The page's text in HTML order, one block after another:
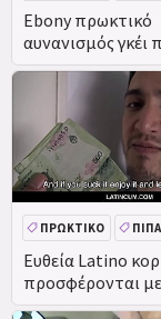
Ebony πρωκτικό
αυνανισμός γκέι
βίντεο διάολο
ασκούμενος από
Ευθεία Latino
προσφέρονται
για γκέι σεξ
ΠΡΩΚΤΙΚΌ
ΠΊΠΑ
ΜΑΛΑΚΊΑ